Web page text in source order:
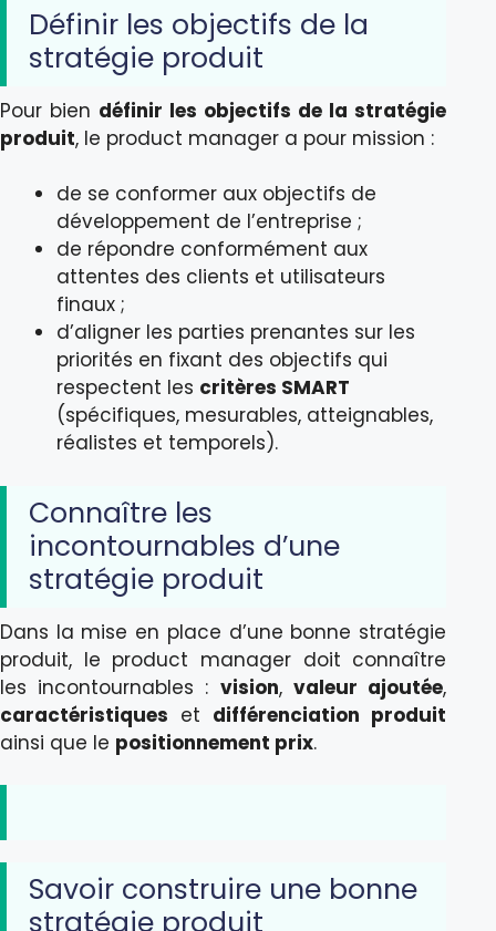
Définir les objectifs de la
stratégie produit
Pour bien définir les objectifs de la stratégie
produit, le product manager a pour mission :
de se conformer aux objectifs de
développement de l’entreprise ;
de répondre conformément aux
attentes des clients et utilisateurs
finaux ;
d’aligner les parties prenantes sur les
priorités en fixant des objectifs qui
respectent les critères SMART
(spécifiques, mesurables, atteignables,
réalistes et temporels).
Connaître les
incontournables d’une
stratégie produit
Dans la mise en place d’une bonne stratégie
produit, le product manager doit connaître
les incontournables : vision, valeur ajoutée,
caractéristiques et différenciation produit
ainsi que le positionnement prix.
Savoir construire une bonne
stratégie produit